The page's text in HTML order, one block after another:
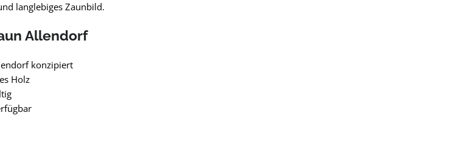
langlebiges Zaunbild.
Allendorf
konzipiert
Holz